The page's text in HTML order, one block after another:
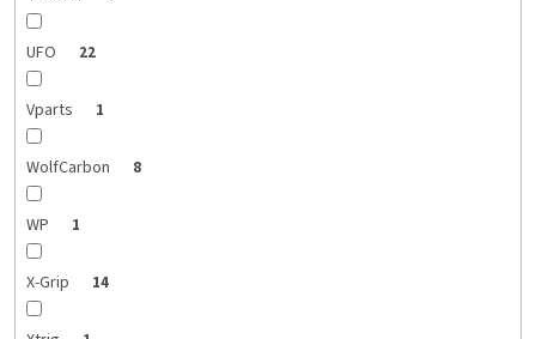
UFO 22
Vparts 1
WolfCarbon 8
WP 1
X-Grip 14